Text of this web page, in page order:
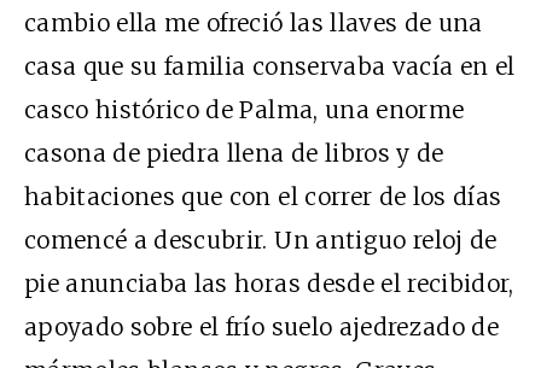
cambio ella me ofreció las llaves de una
casa que su familia conservaba vacía en el
casco histórico de Palma, una enorme
casona de piedra llena de libros y de
habitaciones que con el correr de los días
comencé a descubrir. Un antiguo reloj de
pie anunciaba las horas desde el recibidor,
apoyado sobre el frío suelo ajedrezado de